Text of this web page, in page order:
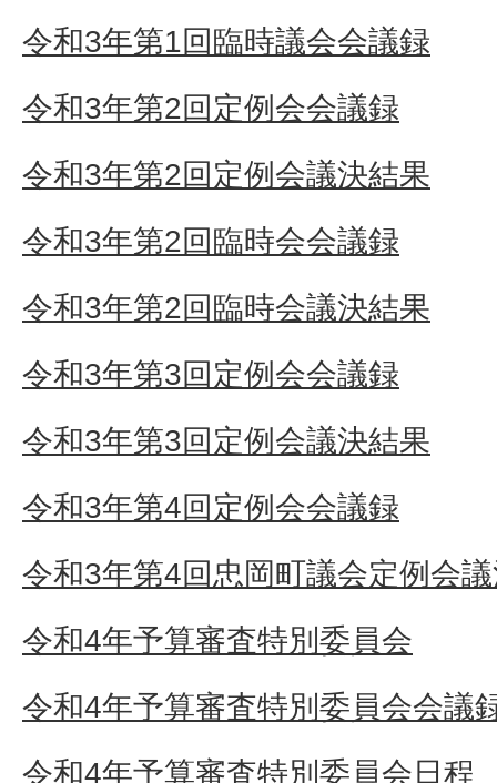
令和3年第1回臨時議会会議録
令和3年第2回定例会会議録
令和3年第2回定例会議決結果
令和3年第2回臨時会会議録
令和3年第2回臨時会議決結果
令和3年第3回定例会会議録
令和3年第3回定例会議決結果
令和3年第4回定例会会議録
令和3年第4回忠岡町議会定例会
令和4年予算審査特別委員会
令和4年予算審査特別委員会会議
令和4年予算審査特別委員会日程